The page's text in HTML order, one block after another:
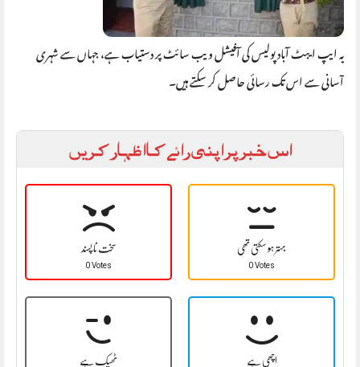
یہ ایپ ایبٹ آباد پولیس کی آفیشل ویب سائٹ پر دستیاب ہے، جہاں سے شہری
آسانی سے اس تک رسائی حاصل کر سکتے ہیں۔
اس خبر پر اپنی رائے کا اظہار کریں
سخت نا پسند
0 Votes
بہتر ہو سکتی تھی
0 Votes
ٹھیک ہے اچھی ہے